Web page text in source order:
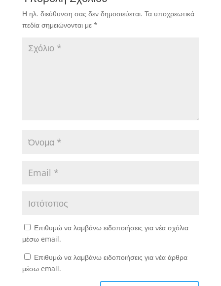
Η ηλ. διεύθυνση σας δεν δημοσιεύεται. Τα υποχρεωτικά
πεδία σημειώνονται με *
Επιθυμώ να λαμβάνω ειδοποιήσεις για νέα σχόλια
μέσω email.
Επιθυμώ να λαμβάνω ειδοποιήσεις για νέα άρθρα
μέσω email.